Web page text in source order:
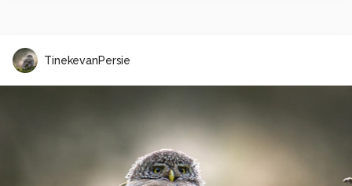
TinekevanPersie